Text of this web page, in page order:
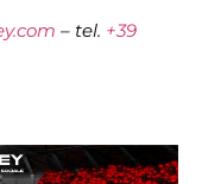
– tel. +39